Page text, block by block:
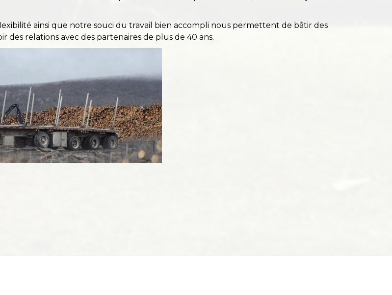
ainsi que notre souci du travail bien accompli nous permettent de bâtir des
des relations avec des partenaires de plus de 40 ans.